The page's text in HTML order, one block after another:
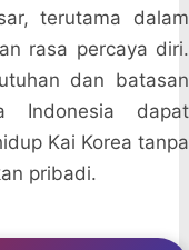
terutama dalam
rasa percaya diri.
dan batasan
Indonesia dapat
Kai Korea tanpa
pribadi.